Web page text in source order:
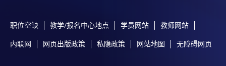
何疑問，請詳閱個別課程資料，或聯絡有關課程負責
人或報名中心。
职位空缺 教学/报名中心地点 学员网站 教师网站
内联网 网页出版政策 私隐政策 网站地图 无障碍网页